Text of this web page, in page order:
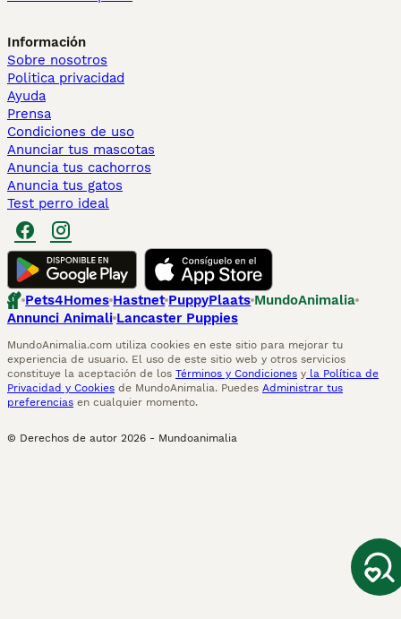
Información
Sobre nosotros
Politica privacidad
Ayuda
Prensa
Condiciones de uso
Anunciar tus mascotas
Anuncia tus cachorros
Anuncia tus gatos
Test perro ideal
Pets4Homes Hastnet PuppyPlaats MundoAnimalia
Annunci Animali Lancaster Puppies
MundoAnimalia.com utiliza cookies en este sitio para mejorar tu
experiencia de usuario. El uso de este sitio web y otros servicios
constituye la aceptación de los Términos y Condiciones y la Política de
Privacidad y Cookies de MundoAnimalia. Puedes Administrar tus
preferencias en cualquier momento.
© Derechos de autor 2026 - Mundoanimalia